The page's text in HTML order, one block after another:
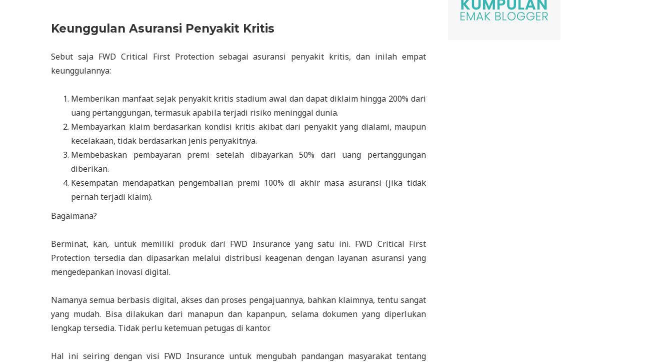
Keunggulan Asuransi Penyakit Kritis
Sebut saja FWD Critical First Protection sebagai asuransi penyakit kritis, dan inilah empat
keunggulannya:
Memberikan manfaat sejak penyakit kritis stadium awal dan dapat diklaim hingga 200% dari
uang pertanggungan, termasuk apabila terjadi risiko meninggal dunia.
Membayarkan klaim berdasarkan kondisi kritis akibat dari penyakit yang dialami, maupun
kecelakaan, tidak berdasarkan jenis penyakitnya.
Membebaskan pembayaran premi setelah dibayarkan 50% dari uang pertanggungan
diberikan.
Kesempatan mendapatkan pengembalian premi 100% di akhir masa asuransi (jika tidak
pernah terjadi klaim).
Bagaimana?
Berminat, kan, untuk memiliki produk dari FWD Insurance yang satu ini. FWD Critical First
Protection tersedia dan dipasarkan melalui distribusi keagenan dengan layanan asuransi yang
mengedepankan inovasi digital.
Namanya semua berbasis digital, akses dan proses pengajuannya, bahkan klaimnya, tentu sangat
yang mudah. Bisa dilakukan dari manapun dan kapanpun, selama dokumen yang diperlukan
lengkap tersedia. Tidak perlu ketemuan petugas di kantor.
Hal ini seiring dengan visi FWD Insurance untuk mengubah pandangan masyarakat tentang